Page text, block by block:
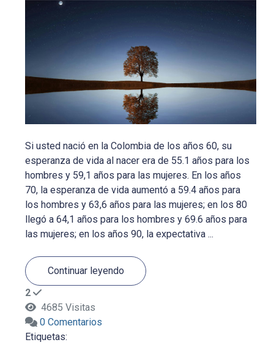
Si usted nació en la Colombia de los años 60, su
esperanza de vida al nacer era de 55.1 años para los
hombres y 59,1 años para las mujeres. En los años
70, la esperanza de vida aumentó a 59.4 años para
los hombres y 63,6 años para las mujeres; en los 80
llegó a 64,1 años para los hombres y 69.6 años para
las mujeres; en los años 90, la expectativa ...
Continuar leyendo
2
4685 Visitas
0 Comentarios
Etiquetas: